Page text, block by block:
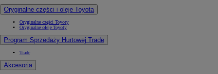
Oryginalne części i oleje Toyota
Oryginalne części Toyoty
Oryginalne oleje Toyoty
Program Sprzedaży Hurtowej Trade
Trade
Akcesoria